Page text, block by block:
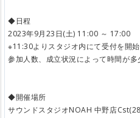
◆日程
2023年9月23日(土) 11:00 ～ 17:00
※11:30よりスタジオ内にて受付を開始
参加人数、成立状況によって時間が多
◆開催場所
サウンドスタジオNOAH 中野店